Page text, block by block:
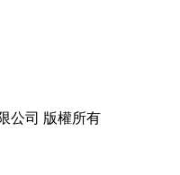
公司 版權所有